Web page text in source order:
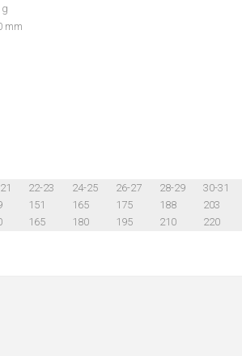
mm
22-23 24-25 26-27 28-29 30-31
151 165 175 188 203
165 180 195 210 220